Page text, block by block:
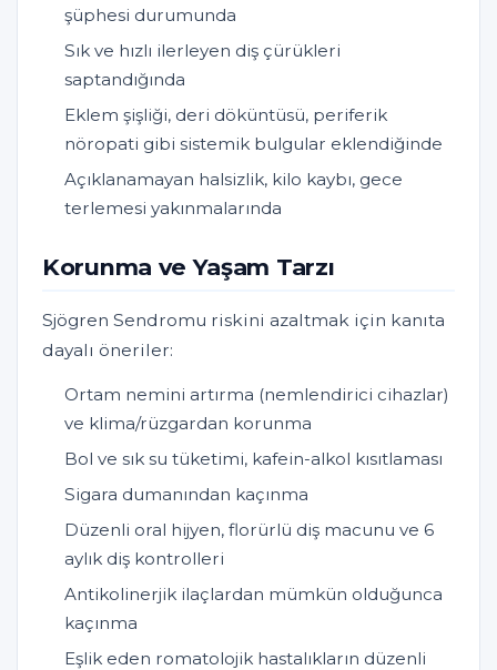
şüphesi durumunda
Sık ve hızlı ilerleyen diş çürükleri
saptandığında
Eklem şişliği, deri döküntüsü, periferik
nöropati gibi sistemik bulgular eklendiğinde
Açıklanamayan halsizlik, kilo kaybı, gece
terlemesi yakınmalarında
Korunma ve Yaşam Tarzı
Sjögren Sendromu riskini azaltmak için kanıta
dayalı öneriler:
Ortam nemini artırma (nemlendirici cihazlar)
ve klima/rüzgardan korunma
Bol ve sık su tüketimi, kafein-alkol kısıtlaması
Sigara dumanından kaçınma
Düzenli oral hijyen, florürlü diş macunu ve 6
aylık diş kontrolleri
Antikolinerjik ilaçlardan mümkün olduğunca
kaçınma
Eşlik eden romatolojik hastalıkların düzenli